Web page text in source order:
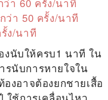
ว่า 50 ครั้ง/นาที
ง/นาที
นับให้ครบ1 นาที ใน
นับการหายใจใน
องอาจต้องยกชายเสื้อ